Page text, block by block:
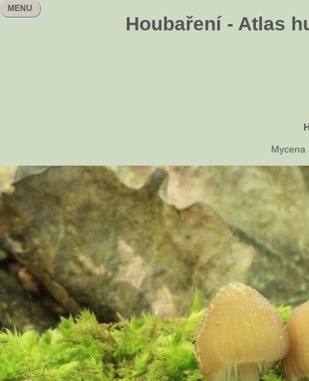
Houbaření - Atlas
MENU
Mycena